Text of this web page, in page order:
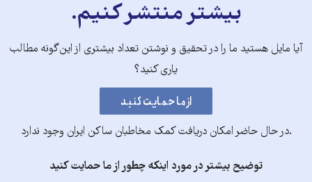
بیشتر منتشر کنیم.
آیا مایل هستید ما را در تحقیق و نوشتن تعداد بیشتری از این‌گونه مطالب
یاری کنید؟
.در حال حاضر امکان دریافت کمک مخاطبان ساکن ایران وجود ندارد
توضیح بیشتر در مورد اینکه چطور از ما حمایت کنید